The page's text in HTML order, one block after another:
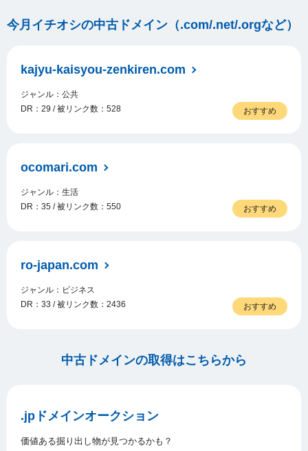
今月イチオシの中古ドメイン（.com/.net/.orgなど）
kajyu-kaisyou-zenkiren.com
ジャンル：公共
DR：29 / 被リンク数：528
おすすめ
ocomari.com
ジャンル：生活
DR：35 / 被リンク数：550
おすすめ
ro-japan.com
ジャンル：ビジネス
DR：33 / 被リンク数：2436
おすすめ
中古ドメインの取得はこちらから
.jpドメインオークション
価値ある掘り出し物が見つかるかも？